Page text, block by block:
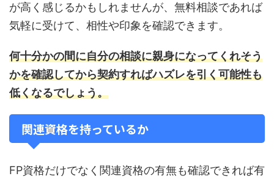
が高く感じるかもしれませんが、無料相談であれば
気軽に受けて、相性や印象を確認できます。
何十分かの間に自分の相談に親身になってくれそう
かを確認してから契約すればハズレを引く可能性も
低くなるでしょう。
関連資格を持っているか
FP資格だけでなく関連資格の有無も確認できれば有